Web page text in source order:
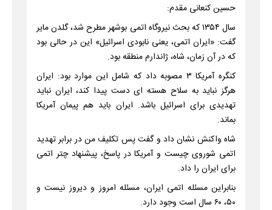
حسین کنعانی مقدم:
سال ۱۳۵۴ که بحث نیروگاه اتمی بوشهر مطرح شد، گلدن مایر
گفت: «ایران اتمی، یعنی نابودی اسرائیل» این در حالی بود
که در آن زمان، شاه، ژاندارم منطقه بود.
کنگره آمریکا ۳ مصوبه داد که شامل این موارد بود: ایران
هرگز نباید به سلاح هسته ای دست پیدا کند، ایران نباید
تهدیدی برای اسرائیل باشد. ایران باید هم پیمان آمریکا
بماند.
شاه واکنش نشان داد و گفت پس تکلیف من در برابر تهدید
اتمی شوروی چیست و آمریکا در پاسخ، پیشنهاد چتر اتمی
برای ایران را داد.
بنابراین مسئله اتمی ایران، مسئله امروز و دیروز نیست و
۵۰، ۶۰ سال است وجود دارد.